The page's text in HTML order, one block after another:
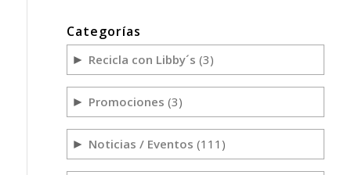
Categorías
► Recicla con Libby´s (3)
► Promociones (3)
► Noticias / Eventos (111)